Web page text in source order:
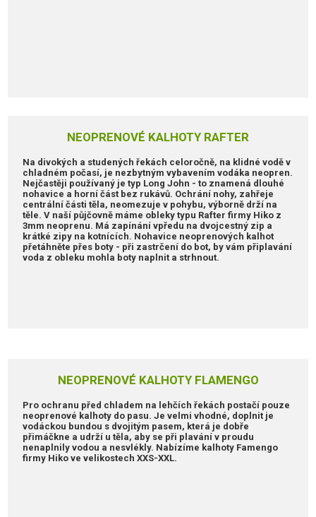
NEOPRENOVÉ KALHOTY RAFTER
Na divokých a studených řekách celoročně, na klidné vodě v
chladném počasí, je nezbytným vybavením vodáka neopren.
Nejčastěji používaný je typ Long John - to znamená dlouhé
nohavice a horní část bez rukávů. Ochrání nohy, zahřeje
centrální části těla, neomezuje v pohybu, výborně drží na
těle. V naší půjčovně máme obleky typu Rafter firmy Hiko z
3mm neoprenu. Má zapínání vpředu na dvojcestný zip a
krátké zipy na kotnících. Nohavice neoprenových kalhot
přetáhněte přes boty - při zastrčení do bot, by vám připlavání
voda z obleku mohla boty naplnit a strhnout.
NEOPRENOVÉ KALHOTY FLAMENGO
Pro ochranu před chladem na lehčích řekách postačí pouze
neoprenové kalhoty do pasu. Je velmi vhodné, doplnit je
vodáckou bundou s dvojitým pasem, která je dobře
přimáčkne a udrží u těla, aby se při plavání v proudu
nenaplnily vodou a nesvlékly. Nabízíme kalhoty Famengo
firmy Hiko ve velikostech XXS-XXL.